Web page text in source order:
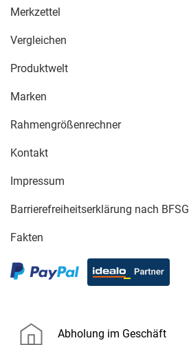
Merkzettel
Vergleichen
Produktwelt
Marken
Rahmengrößenrechner
Kontakt
Impressum
Barrierefreiheitserklärung nach BFSG
Fakten
Abholung im Geschäft